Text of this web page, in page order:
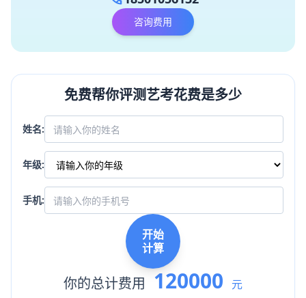
咨询费用
免费帮你评测艺考花费是多少
姓名:
年级:
手机:
开始
计算
你的总计费用 120000 元